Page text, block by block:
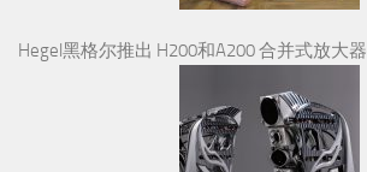
Hegel黑格尔推出 H200和A200 合并式放大器